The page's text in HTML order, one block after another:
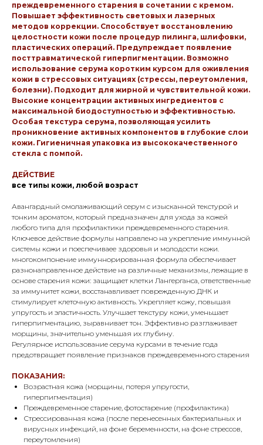
преждевременного старения в сочетании с кремом.
Повышает эффективность световых и лазерных
методов коррекции. Способствует восстановлению
целостности кожи после процедур пилинга, шлифовки,
пластических операций. Предупреждает появление
посттравматической гиперпигментации. Возможно
использование серума коротким курсом для оживления
кожи в стрессовых ситуациях (стрессы, переутомления,
болезни). Подходит для жирной и чувствительной кожи.
Высокие концентрации активных ингредиентов с
максимальной биодоступностью и эффективностью.
Особая текстура серума, позволяющая усилить
проникновение активных компонентов в глубокие слои
кожи. Гигиеничная упаковка из высококачественного
стекла с помпой.
ДЕЙСТВИЕ
все типы кожи, любой возраст
Авангардный омолаживающий серум с изысканной текстурой и
тонким ароматом, который предназначен для ухода за кожей
любого типа для профилактики преждевременного старения.
Ключевое действие формулы направлено на укрепление иммунной
системы кожи и поеспечиваее здоровья и молодости кожи.
многокомпонение иммуннорированная формула обеспечивает
разнонаправленное действие на различные механизмы, лежащие в
основе старения кожи: защищает клетки Лангерганса, ответственные
за иммунитет кожи, восстанавливает поврежденную ДНК и
стимулирует клеточную активность. Укрепляет кожу, повышая
упругость и эластичность. Улучшает текстуру кожи, уменьшает
гиперпигментацию, зыравнивает тон. Эффективно разглаживает
морщины, значительно уменьшая их глубину.
Регулярное использование серума курсами в течение года
предотвращает появление признаков преждевременного старения
ПОКАЗАНИЯ:
Возрастная кожа (морщины, потеря упругости,
гиперпигментация)
Преждевременное старение, фотостарение (профилактика)
Стрессированная кожа (после перенесенных бактериальных и
вирусных инфекций, на фоне беременности, на фоне стрессов,
переутомления)